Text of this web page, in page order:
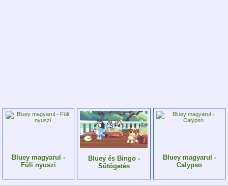
Bluey magyarul -
Füli nyuszi
Bluey és Bingo -
Sütögetés
Bluey magyarul -
Calypso